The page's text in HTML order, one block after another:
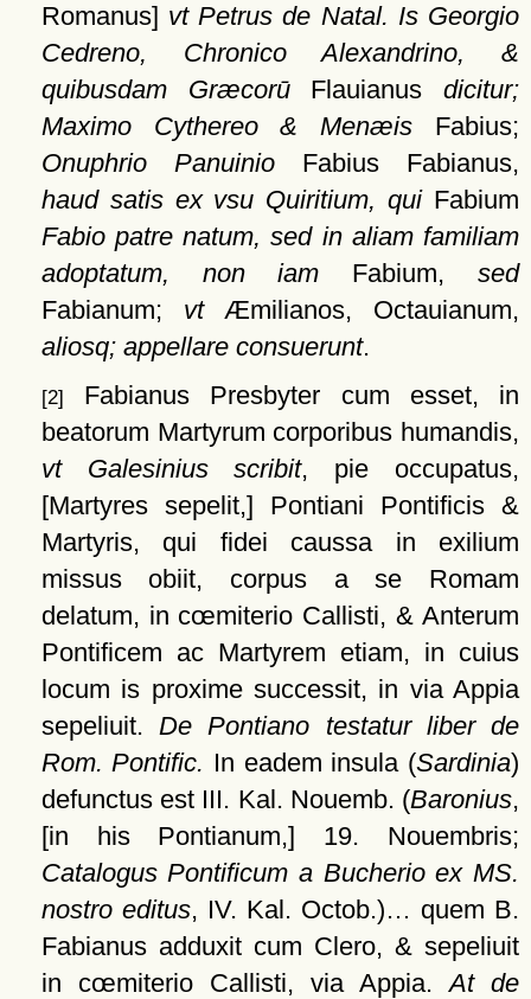
Romanus] vt Petrus de Natal. Is Georgio
Cedreno, Chronico Alexandrino, &
quibusdam GræcorūFlauianusdicitur;
Maximo Cythereo & Menæis Fabius;
Onuphrio PanuinioFabius Fabianus,
haud satis ex vsu Quiritium, quiFabium
Fabio patre natum, sed in aliam familiam
adoptatum, non iam Fabium, sed
Fabianum; vtÆmilianos, Octauianum,
aliosq; appellare consuerunt.
[2]
Fabianus Presbyter cum esset, in
beatorum Martyrum corporibus humandis,
vt Galesinius scribit, pie occupatus,
[Martyres sepelit,] Pontiani Pontificis &
Martyris, qui fidei caussa in exilium
missus obiit, corpus a se Romam
delatum, in cœmiterio Callisti, & Anterum
Pontificem ac Martyrem etiam, in cuius
locum is proxime successit, in via Appia
sepeliuit.De Pontiano testatur liber de
Rom. Pontific. In eadem insula (Sardinia)
defunctus est III. Kal. Nouemb. (Baronius,
[in his Pontianum,] 19. Nouembris;
Catalogus Pontificum a Bucherio ex MS.
nostro editus, IV. Kal. Octob.)… quem B.
Fabianus adduxit cum Clero, & sepeliuit
in cœmiterio Callisti, via Appia.At de